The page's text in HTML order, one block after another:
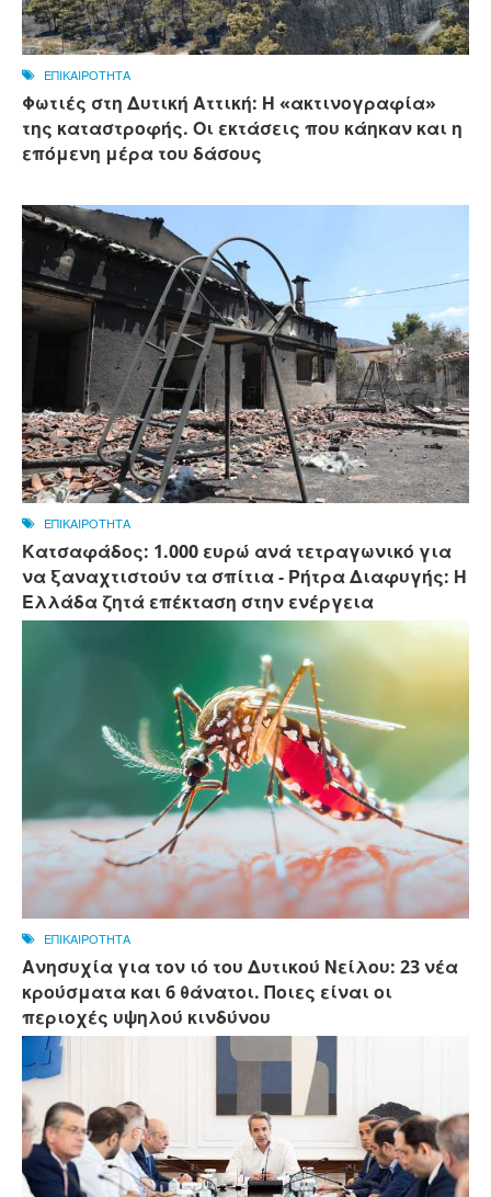
ΕΠΙΚΑΙΡΟΤΗΤΑ
Φωτιές στη Δυτική Αττική: Η «ακτινογραφία»
της καταστροφής. Οι εκτάσεις που κάηκαν και η
επόμενη μέρα του δάσους
ΕΠΙΚΑΙΡΟΤΗΤΑ
Κατσαφάδος: 1.000 ευρώ ανά τετραγωνικό για
να ξαναχτιστούν τα σπίτια - Ρήτρα Διαφυγής: Η
Ελλάδα ζητά επέκταση στην ενέργεια
ΕΠΙΚΑΙΡΟΤΗΤΑ
Ανησυχία για τον ιό του Δυτικού Νείλου: 23 νέα
κρούσματα και 6 θάνατοι. Ποιες είναι οι
περιοχές υψηλού κινδύνου